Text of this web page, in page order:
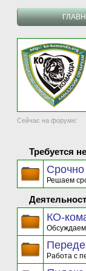
Сейчас на форуме:
Требуется
Срочно
Решаем
КО-
Работа с